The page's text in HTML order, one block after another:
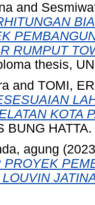
and
RUMPUT
thesis,
and TOMI,
KOTA
BUNG HATTA.
agung
PROYEK